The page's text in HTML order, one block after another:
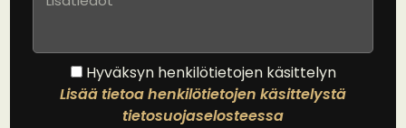
Hyväksyn henkilötietojen käsittelyn
Lisää tietoa henkilötietojen käsittelystä
tietosuojaselosteessa